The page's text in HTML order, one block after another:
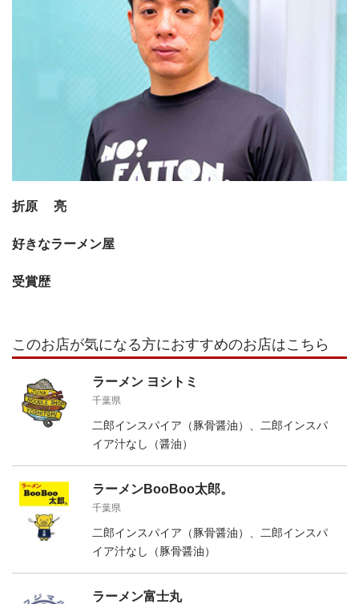
折原 亮
好きなラーメン屋
受賞歴
このお店が気になる方におすすめのお店はこちら
ラーメン ヨシトミ
千葉県
二郎インスパイア（豚骨醤油）、二郎インスパ
イア汁なし（醤油）
ラーメンBooBoo太郎。
千葉県
二郎インスパイア（豚骨醤油）、二郎インスパ
イア汁なし（豚骨醤油）
ラーメン富士丸